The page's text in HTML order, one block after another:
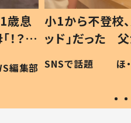
歳息
？」
編集部
小1から不登校
ッド」だった
作り続ける理
#令和の子
SNSで話題 ほ